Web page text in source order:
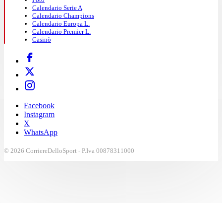
Calendario Serie A
Calendario Champions
Calendario Europa L.
Calendario Premier L.
Casinò
Facebook
Instagram
X
WhatsApp
© 2026 CorriereDelloSport - P.Iva 00878311000